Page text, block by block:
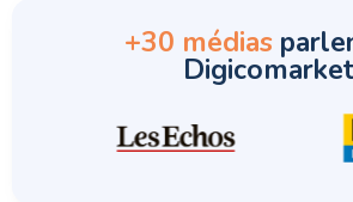
+30 médias
Digicomarket